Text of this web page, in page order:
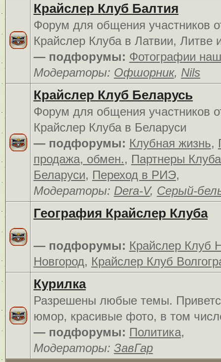
Крайслер Клуб Балтия
Форум для общения участников
Крайслер Клуба в Латвии, Литве
— подфорумы: Фотографии
Модераторы: Офшорник, Nils
Крайслер Клуб Беларусь
Форум для общения участников
Крайслер Клуба в Беларуси
— подфорумы: Клубная жизнь,
продажа, обмен., Партнеры
Беларуси, Переход в РИЭ,
Модераторы: Dera-V, Серый-
География Крайслер Клуба
— подфорумы: Крайслер Клуб
Новгород, Крайслер Клуб
Курилка
Разрешены любые темы.
юмор, красивые фото, в том
— подфорумы: Политика,
Модераторы: ЗавГар